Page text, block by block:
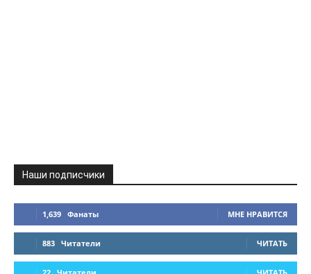
Наши подписчики
1,639 Фанаты МНЕ НРАВИТСЯ
883 Читатели ЧИТАТЬ